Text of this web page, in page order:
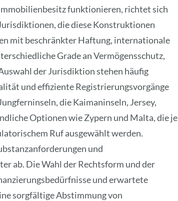
funktionieren, richtet sich
die diese Konstruktionen
mit beschränkter Haftung, internationale
Grade an Vermögensschutz,
der Jurisdiktion stehen häufig
und effiziente Registrierungsvorgänge
die Kaimaninseln, Jersey,
Optionen wie Zypern und Malta, die je
Ruf ausgewählt werden.
und
ab. Die Wahl der Rechtsform und der
und erwartete
sorgfältige Abstimmung von